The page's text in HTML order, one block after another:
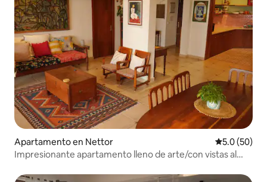
Apartamento en Nettor Calificación
5.0 (50)
Impresionante apartamento lleno de arte/con vistas al